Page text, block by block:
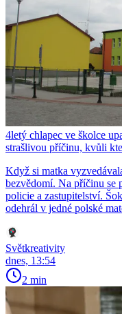
4letý chlapec ve školce
strašlivou příčinu, kvůli
Když si matka
bezvědomí. Na příčinu se
policie a zastupitelství.
odehrál v jedné polské
Světkreativity
dnes, 13:54
2 min